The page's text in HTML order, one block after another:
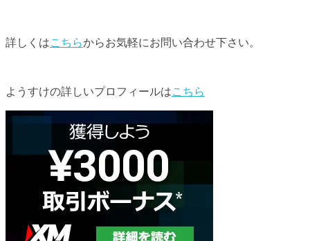
詳しくはこちらからお気軽にお問い合わせ下さい。
ようすけの詳しいプロフィールはこちら